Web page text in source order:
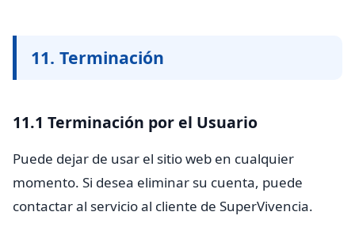
11. Terminación
11.1 Terminación por el Usuario
Puede dejar de usar el sitio web en cualquier
momento. Si desea eliminar su cuenta, puede
contactar al servicio al cliente de SuperVivencia.